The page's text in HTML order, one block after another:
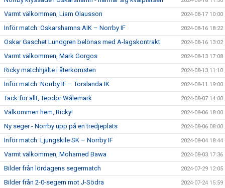
Varmt välkommen, Liam Olausson 2024-08-17 10:00
Inför match: Oskarshamns AIK – Norrby IF 2024-08-16 18:22
Oskar Gaschet Lundgren belönas med A-lagskontrakt 2024-08-16 13:02
Varmt välkommen, Mark Gorgos 2024-08-13 17:08
Ricky matchhjälte i återkomsten 2024-08-13 11:10
Inför match: Norrby IF – Torslanda IK 2024-08-11 19:00
Tack för allt, Teodor Wålemark 2024-08-07 14:00
Välkommen hem, Ricky! 2024-08-06 18:00
Ny seger - Norrby upp på en tredjeplats 2024-08-06 08:00
Inför match: Ljungskile SK – Norrby IF 2024-08-04 18:44
Varmt välkommen, Mohamed Bawa 2024-08-03 17:36
Bilder från lördagens segermatch 2024-07-29 12:05
Bilder från 2-0-segern mot J-Södra 2024-07-24 15:59